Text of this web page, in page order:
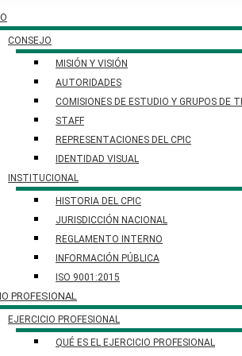
CONSEJO
MISIÓN Y VISIÓN
AUTORIDADES
COMISIONES DE ESTUDIO Y GRUPOS DE
STAFF
REPRESENTACIONES DEL CPIC
IDENTIDAD VISUAL
INSTITUCIONAL
HISTORIA DEL CPIC
JURISDICCIÓN NACIONAL
REGLAMENTO INTERNO
INFORMACIÓN PÚBLICA
ISO 9001:2015
PROFESIONAL
EJERCICIO PROFESIONAL
QUÉ ES EL EJERCICIO PROFESIONAL